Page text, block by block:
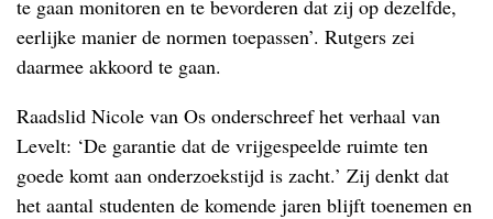
te gaan monitoren en te bevorderen dat zij op dezelfde,
eerlijke manier de normen toepassen’. Rutgers zei
daarmee akkoord te gaan.
Raadslid Nicole van Os onderschreef het verhaal van
Levelt: ‘De garantie dat de vrijgespeelde ruimte ten
goede komt aan onderzoekstijd is zacht.’ Zij denkt dat
het aantal studenten de komende jaren blijft toenemen en